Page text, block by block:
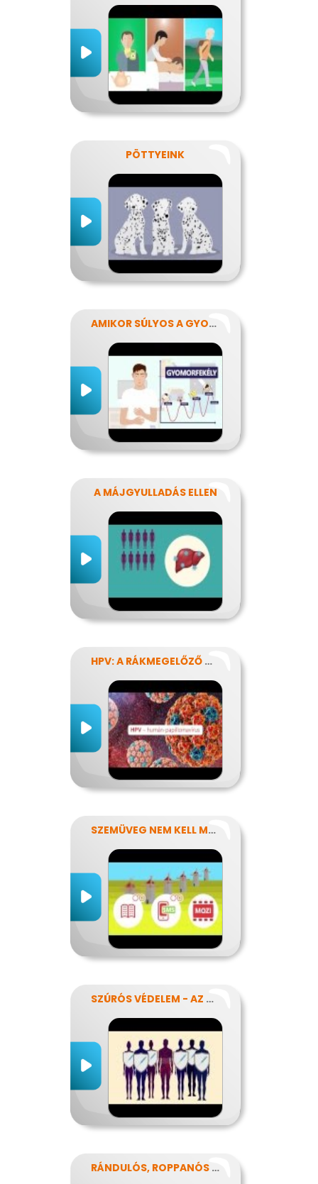
PÖTTYEINK
AMIKOR SÚLYOS A GYOMORFÁJÁS
A MÁJGYULLADÁS ELLEN
HPV: A RÁKMEGELŐZŐ OLTÁS
SZEMÜVEG NEM KELL MÉG?
SZÚRÓS VÉDELEM - AZ OLTÁSOKRÓL
RÁNDULÓS, ROPPANÓS BALESETEK